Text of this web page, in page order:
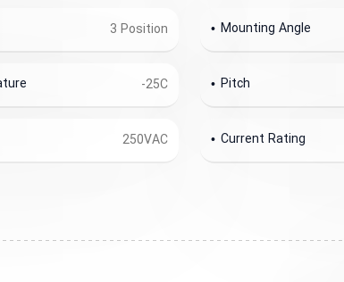
Mounting Angle
3 Position
Pitch
-25C
Current Rating
250VAC